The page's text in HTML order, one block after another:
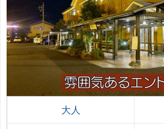
大人